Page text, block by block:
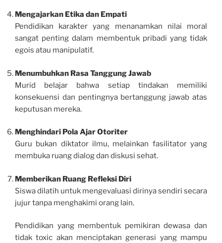
Mengajarkan Etika dan Empati
Pendidikan karakter yang menanamkan nilai moral
sangat penting dalam membentuk pribadi yang tidak
egois atau manipulatif.
Menumbuhkan Rasa Tanggung Jawab
Murid belajar bahwa setiap tindakan memiliki
konsekuensi dan pentingnya bertanggung jawab atas
keputusan mereka.
Menghindari Pola Ajar Otoriter
Guru bukan diktator ilmu, melainkan fasilitator yang
membuka ruang dialog dan diskusi sehat.
Memberikan Ruang Refleksi Diri
Siswa dilatih untuk mengevaluasi dirinya sendiri secara
jujur tanpa menghakimi orang lain.
Pendidikan yang membentuk pemikiran dewasa dan
tidak toxic akan menciptakan generasi yang mampu